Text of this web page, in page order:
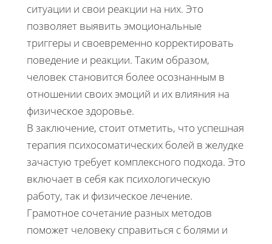
ситуации и свои реакции на них. Это
позволяет выявить эмоциональные
триггеры и своевременно корректировать
поведение и реакции. Таким образом,
человек становится более осознанным в
отношении своих эмоций и их влияния на
физическое здоровье.
В заключение, стоит отметить, что успешная
терапия психосоматических болей в желудке
зачастую требует комплексного подхода. Это
включает в себя как психологическую
работу, так и физическое лечение.
Грамотное сочетание разных методов
поможет человеку справиться с болями и